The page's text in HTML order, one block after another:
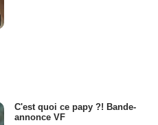
C'est quoi ce papy ?! Bande-
annonce VF